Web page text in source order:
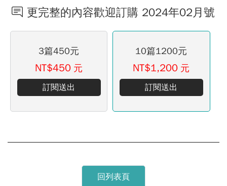
更完整的內容歡迎訂購 2024年02月號
3篇450元
NT$450 元
訂閱送出
10篇1200元
NT$1,200 元
訂閱送出
回列表頁